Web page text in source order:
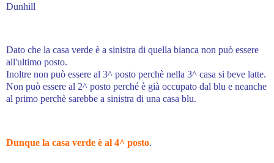
Dunhill
Dato che la casa verde è a sinistra di quella bianca non può essere
all'ultimo posto.
Inoltre non può essere al 3^ posto perchè nella 3^ casa si beve latte.
Non può essere al 2^ posto perché è già occupato dal blu e neanche
al primo perchè sarebbe a sinistra di una casa blu.
Dunque la casa verde è al 4^ posto.